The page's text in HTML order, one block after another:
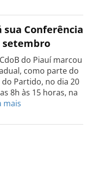
do
PCdoB
do
Sul
dia
sua Conferência
setembro
do Piauí marcou
como parte do
do Partido, no dia 20
8h às 15 horas, na
mais
PI